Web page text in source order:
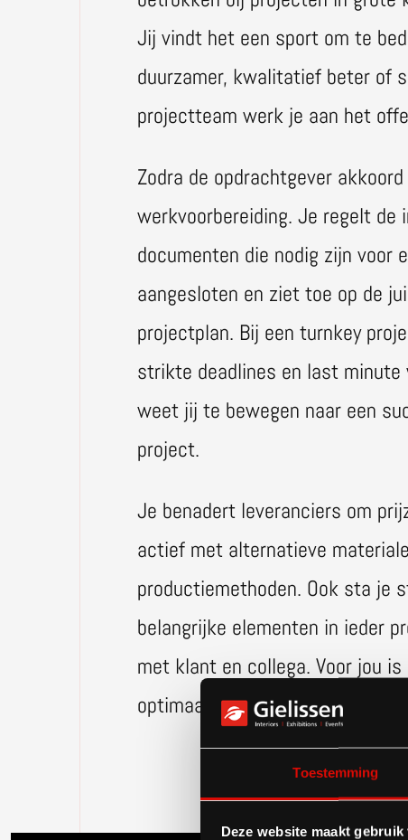
Toestemming
Deze website maakt
Jij vindt het een sport om te
duurzamer, kwalitatief beter of
projectteam werk je aan het
Zodra de opdrachtgever
werkvoorbereiding. Je regelt de
documenten die nodig zijn voor
aangesloten en ziet toe op de
projectplan. Bij een turnkey
strikte deadlines en last minute
weet jij te bewegen naar een
project.
Je benadert leveranciers om
actief met alternatieve
productiemethoden. Ook sta je
belangrijke elementen in ieder
met klant en collega. Voor jou
optimaal zijn benut én de klant